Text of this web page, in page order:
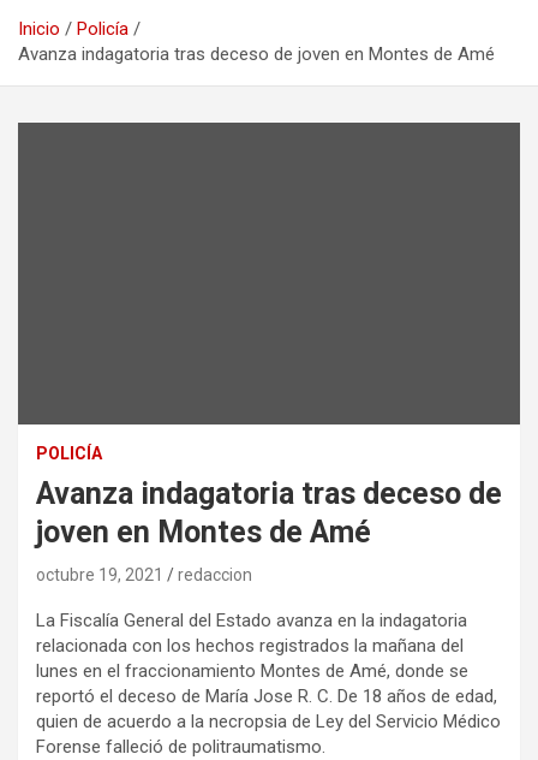
Inicio
Policía
Avanza indagatoria tras deceso de joven en Montes de Amé
POLICÍA
Avanza indagatoria tras deceso de
joven en Montes de Amé
octubre 19, 2021 redaccion
La Fiscalía General del Estado avanza en la indagatoria
relacionada con los hechos registrados la mañana del
lunes en el fraccionamiento Montes de Amé, donde se
reportó el deceso de María Jose R. C. De 18 años de edad,
quien de acuerdo a la necropsia de Ley del Servicio Médico
Forense falleció de politraumatismo.